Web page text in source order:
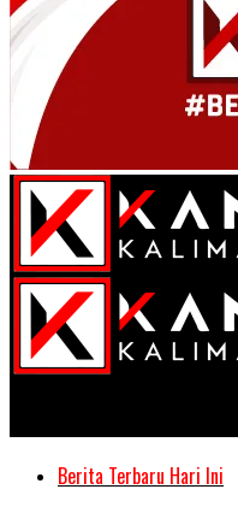
Berita Terbaru Hari Ini